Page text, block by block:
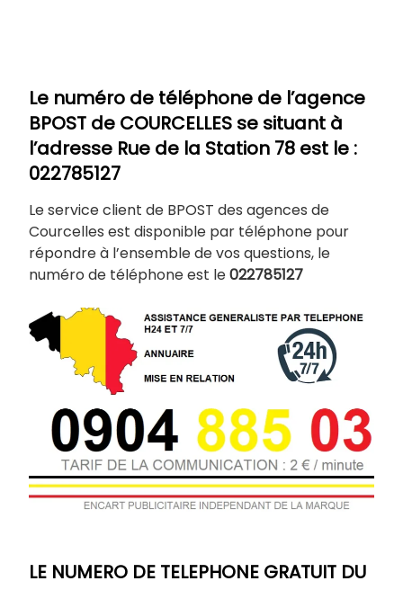
Le numéro de téléphone de l’agence
BPOST de COURCELLES se situant à
l’adresse Rue de la Station 78 est le :
022785127
Le service client de BPOST des agences de
Courcelles est disponible par téléphone pour
répondre à l’ensemble de vos questions, le
numéro de téléphone est le022785127
LE NUMERO DE TELEPHONE GRATUIT DU